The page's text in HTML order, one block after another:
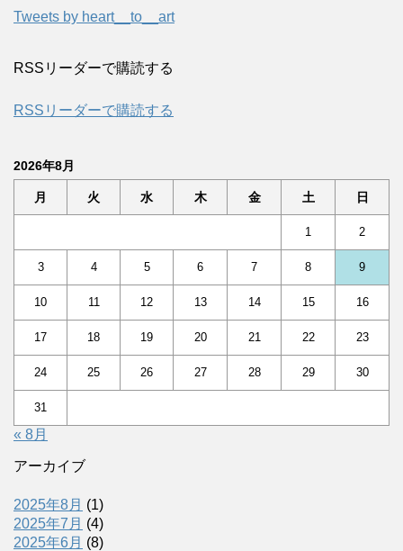
Tweets by heart__to__art
RSSリーダーで購読する
RSSリーダーで購読する
2026年8月
月 火 水 木 金 土 日
1 2
3 4 5 6 7 8 9
10 11 12 13 14 15 16
17 18 19 20 21 22 23
24 25 26 27 28 29 30
31
« 8月
アーカイブ
2025年8月 (1)
2025年7月 (4)
2025年6月 (8)